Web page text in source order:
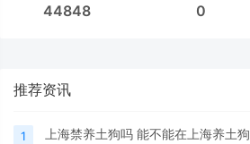
44848 0
推荐资讯
1 上海禁养土狗吗 能不能在上海养土狗